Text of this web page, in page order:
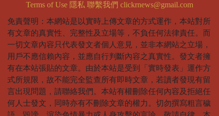
Terms of Use 隱私 聯繫我們 clickrnews@gmail.com
免責聲明：本網站是以實時上傳文章的方式運作，本站對所
有文章的真實性、完整性及立場等，不負任何法律責任。而
一切文章內容只代表發文者個人意見，並非本網站之立場，
用戶不應信賴內容，並應自行判斷內容之真實性。發文者擁
有在本站張貼的文章。由於本站是受到「實時發表」運作方
式所規限，故不能完全監查所有即時文章，若讀者發現有留
言出現問題，請聯絡我們。本站有權刪除任何內容及拒絕任
何人士發文，同時亦有不刪除文章的權力。切勿撰寫粗言穢